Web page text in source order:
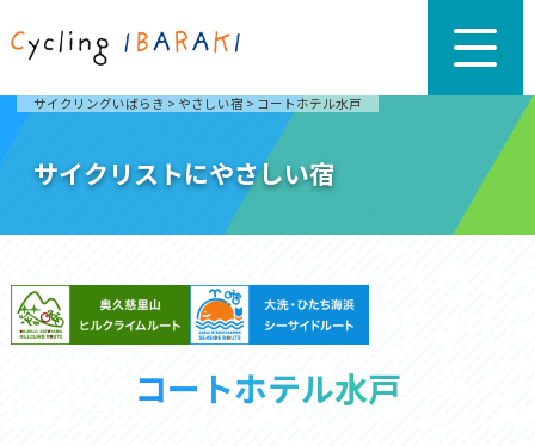
サイクリングいばらき > やさしい宿 > コートホテル水戸
サイクリストにやさしい宿
コートホテル水戸